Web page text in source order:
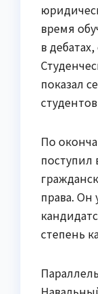
время
в
показал
По
поступил
права. Он
степень